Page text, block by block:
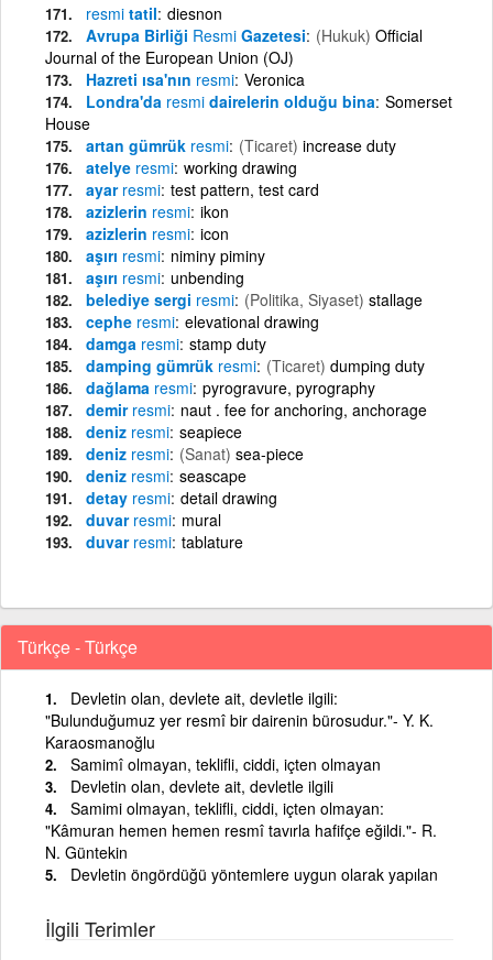
resmi tatil diesnon
Avrupa Birliği Resmi Gazetesi (Hukuk) Official
Journal of the European Union (OJ)
Hazreti ısa'nın resmi Veronica
Londra'da resmi dairelerin olduğu bina Somerset
House
artan gümrük resmi (Ticaret) increase duty
atelye resmi working drawing
ayar resmi test pattern, test card
azizlerin resmi ikon
azizlerin resmi icon
aşırı resmi niminy piminy
aşırı resmi unbending
belediye sergi resmi (Politika, Siyaset) stallage
cephe resmi elevational drawing
damga resmi stamp duty
damping gümrük resmi (Ticaret) dumping duty
dağlama resmi pyrogravure, pyrography
demir resmi naut . fee for anchoring, anchorage
deniz resmi seapiece
deniz resmi (Sanat) sea-piece
deniz resmi seascape
detay resmi detail drawing
duvar resmi mural
duvar resmi tablature
Türkçe - Türkçe
Devletin olan, devlete ait, devletle ilgili:
"Bulunduğumuz yer resmî bir dairenin bürosudur."- Y. K.
Karaosmanoğlu
Samimî olmayan, teklifli, ciddi, içten olmayan
Devletin olan, devlete ait, devletle ilgili
Samimi olmayan, teklifli, ciddi, içten olmayan:
"Kâmuran hemen hemen resmî tavırla hafifçe eğildi."- R.
N. Güntekin
Devletin öngördüğü yöntemlere uygun olarak yapılan
İlgili Terimler